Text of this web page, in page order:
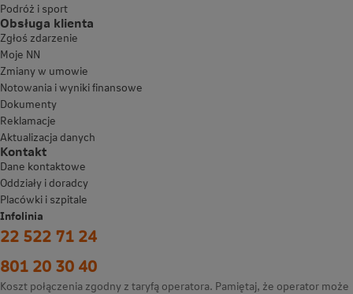
Podróż i sport
Obsługa klienta
Zgłoś zdarzenie
Moje NN
Zmiany w umowie
Notowania i wyniki finansowe
Dokumenty
Reklamacje
Aktualizacja danych
Kontakt
Dane kontaktowe
Oddziały i doradcy
Placówki i szpitale
Infolinia
22 522 71 24
801 20 30 40
Koszt połączenia zgodny z taryfą operatora. Pamiętaj, że operator może